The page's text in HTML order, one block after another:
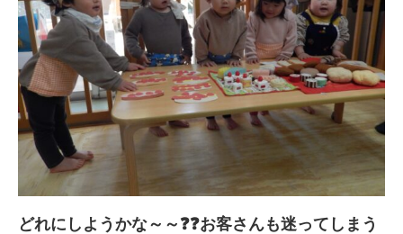
どれにしようかな～～❓❓お客さんも迷ってしまう